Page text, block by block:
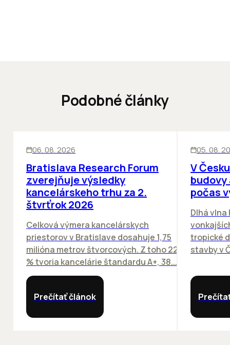
Podobné články
06. 08. 2026
Bratislava Research Forum
zverejňuje výsledky
kancelárskeho trhu za 2.
štvrťrok 2026
Celková výmera kancelárskych
priestorov v Bratislave dosahuje 1,75
milióna metrov štvorcových. Z toho 22
% tvoria kancelárie štandardu A+, 38...
Prečítať článok
05. 08.
V
počas
Dlhá
tropické
stavby v